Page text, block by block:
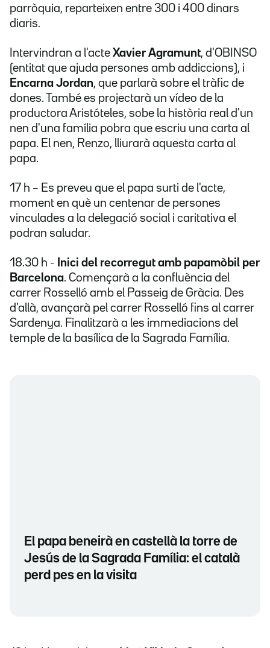
parròquia, reparteixen entre 300 i 400 dinars
diaris.
Intervindran a l'acte Xavier Agramunt, d'OBINSO
(entitat que ajuda persones amb addiccions), i
Encarna Jordan, que parlarà sobre el tràfic de
dones. També es projectarà un vídeo de la
productora Aristóteles, sobe la història real d'un
nen d'una família pobra que escriu una carta al
papa. El nen, Renzo, lliurarà aquesta carta al
papa.
17 h – Es preveu que el papa surti de l'acte,
moment en què un centenar de persones
vinculades a la delegació social i caritativa el
podran saludar.
18.30 h -
Inici del recorregut amb papamòbil per
Barcelona. Començarà a la confluència del
carrer Rosselló amb el Passeig de Gràcia. Des
d'allà, avançarà pel carrer Rosselló fins al carrer
Sardenya. Finalitzarà a les immediacions del
temple de la basílica de la Sagrada Família.
El papa beneirà en castellà la torre de
Jesús de la Sagrada Família: el català
perd pes en la visita